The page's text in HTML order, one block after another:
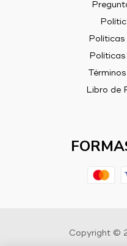
Políticas
Libro de
Copyright ©